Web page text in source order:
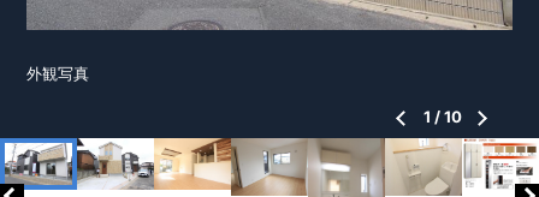
外観写真
1 /10